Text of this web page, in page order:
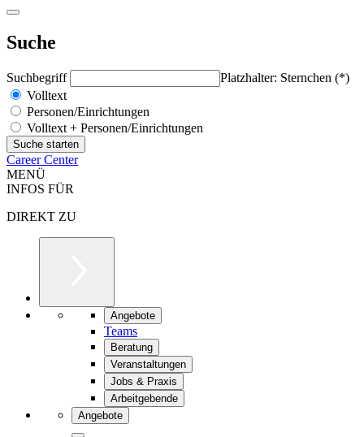
Suche
Suchbegriff
Platzhalter: Sternchen (*)
Volltext
Personen/Einrichtungen
Volltext + Personen/Einrichtungen
Career Center
MENÜ
INFOS FÜR
DIREKT ZU
Angebote
Teams
Beratung
Veranstaltungen
Jobs & Praxis
Arbeitgebende
Angebote